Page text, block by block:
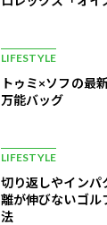
LIFESTYLE
トゥミ×ソフの最
万能バッグ
LIFESTYLE
切り返しやインパ
離が伸びないゴル
法